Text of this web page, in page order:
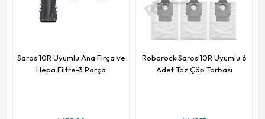
Saros 10R Uyumlu Ana Fırça ve
Hepa Filtre-3 Parça
Roborock Saros 10R Uyumlu 6
Adet Toz Çöp Torbası